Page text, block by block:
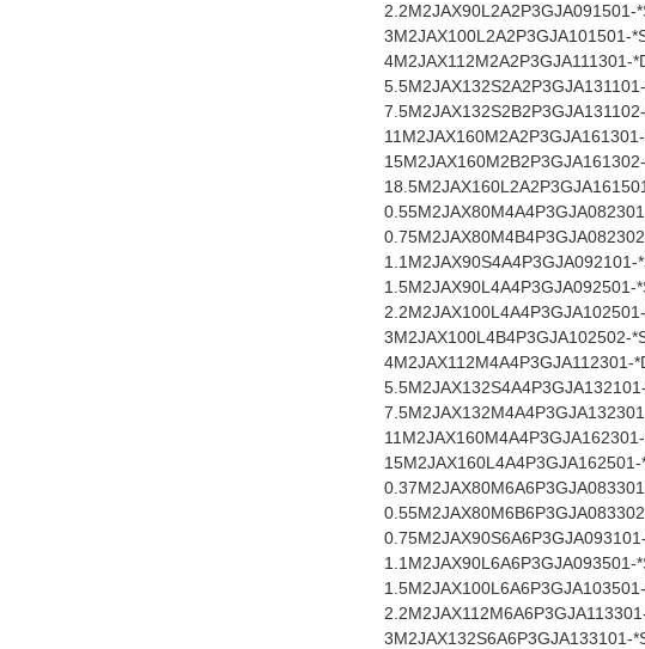
2.2M2JAX90L2A2P3GJA091501-
3M2JAX100L2A2P3GJA101501-
4M2JAX112M2A2P3GJA111301-
5.5M2JAX132S2A2P
7.5M2JAX132S2B2P
11 M2JAX160M2A2P
15M2JAX160M2B2P
18.5M2JAX160L2A2P
0.55M2JAX80M4A4P
0.75M2JAX80M4B4P
1.1 M2JAX90S4A4P3GJA092101-
1.5M2JAX90L4A4P3GJA092501-
2.2M2JAX100L4A4P
3M2JAX100L4B4P3GJA102502-
4M2JAX112M4A4P3GJA112301-
5.5M2JAX132S4A4P
7.5M2JAX132M4A4P
11 M2JAX160M4A4P
15M2JAX160L4A4P3GJA162501-
0.37M2JAX80M6A6P
0.55M2JAX80M6B6P
0.75M2JAX90S6A6P
1.1 M2JAX90L6A6P3GJA093501-
1.5M2JAX100L6A6P
2.2M2JAX112M6A6P
3M2JAX132S6A6P3GJA133101-